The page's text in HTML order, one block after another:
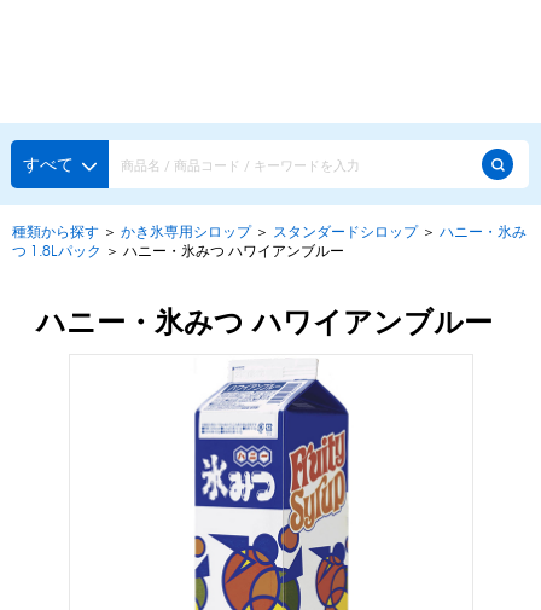
種類から探す
かき氷専用シロップ
スタンダードシロップ
いろいろ使える汎用シロップ
ハーブシロップ
かき氷にもドリンクにも
ガムシロップ
トッピング・製菓材料
探す
用途で選ぶ
メーカー・ブランドで選ぶ
すべて
種類から探す ＞ かき氷専用シロップ ＞ スタンダードシロップ ＞ ハニー・氷み
つ 1.8Lパック ＞ ハニー・氷みつ ハワイアンブルー
ハニー・氷みつ ハワイアンブルー